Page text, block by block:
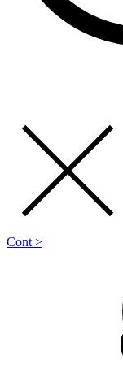
Cont >